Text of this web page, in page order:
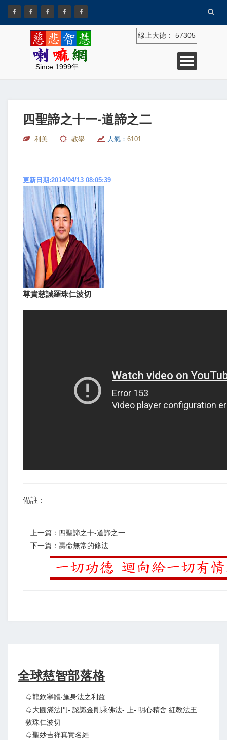
Since 1999年
線上大德： 57305
四聖諦之十一-道諦之二
利美 教學 人氣： 6101
更新日期:2014/04/13 08:05:39
尊貴慈誠羅珠仁波切
備註 :
上一篇：四聖諦之十-道諦之一
下一篇：壽命無常的修法
全球慈智部落格
♤龍欽寧體‧施身法之利益
♤大圓滿法門- 認識金剛乘佛法- 上- 明心精舍.紅教法王
敦珠仁波切
♤聖妙吉祥真實名經